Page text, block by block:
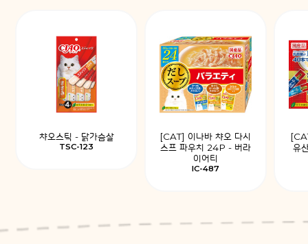
챠오스틱 - 닭가슴살
TSC-123
[CAT] 이나바 챠오 다시
스프 파우치 24P - 버라
이어티
IC-487
유